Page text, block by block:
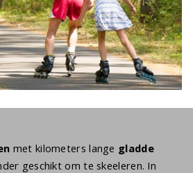
met kilometers lange gladde
geschikt om te skeeleren. In